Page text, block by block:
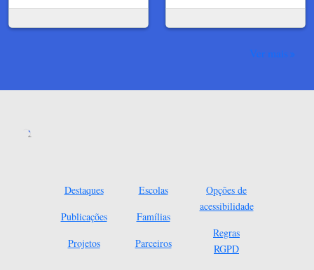
Ver mais
Destaques
Publicações
Projetos
Escolas
Famílias
Parceiros
Opções de
acessibilidade
Regras
RGPD